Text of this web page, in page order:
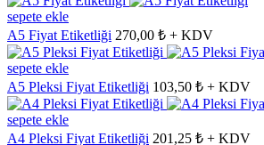
sepete ekle
A5 Fiyat Etiketliği 270,00 ₺ + KDV
sepete ekle
A5 Pleksi Fiyat Etiketliği 103,50 ₺ + KDV
sepete ekle
A4 Pleksi Fiyat Etiketliği 201,25 ₺ + KDV